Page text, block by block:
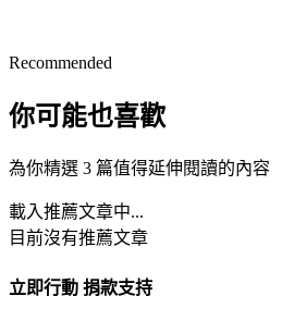
Recommended
你可能也喜歡
為你精選 3 篇值得延伸閱讀的內容
載入推薦文章中...
目前沒有推薦文章
立即行動 捐款支持